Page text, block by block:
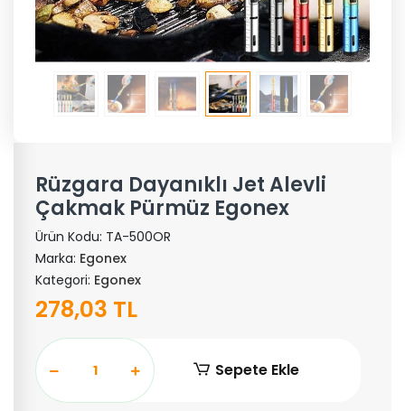
Rüzgara Dayanıklı Jet Alevli
Çakmak Pürmüz Egonex
Ürün Kodu: TA-500OR
Marka: Egonex
Kategori: Egonex
278,03 TL
Sepete Ekle